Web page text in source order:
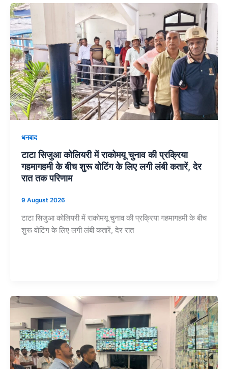
धनबाद
टाटा सिजुआ कोलियरी में राकोमयू चुनाव की प्रक्रिया
गहमागहमी के बीच शुरू वोटिंग के लिए लगी लंबी कतारें, देर
रात तक परिणाम
9 August 2026
टाटा सिजुआ कोलियरी में राकोमयू चुनाव की प्रक्रिया गहमागहमी के बीच
शुरू वोटिंग के लिए लगी लंबी कतारें, देर रात